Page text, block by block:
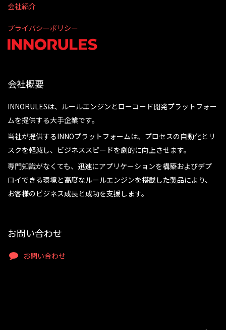
会社紹介
プライバシーポリシー
会社概要
INNORULESは、ルールエンジンとローコード開発プラットフォー
ムを提供する大手企業です。
当社が提供するINNOプラットフォームは、プロセスの自動化とリ
スクを軽減し、ビジネススピードを劇的に向上させます。
専門知識がなくても、迅速にアプリケーションを構築およびデプ
ロイできる環境と高度なルールエンジンを搭載した製品により、
お客様のビジネス成長と成功を支援します。
お問い合わせ
お問い合わせ